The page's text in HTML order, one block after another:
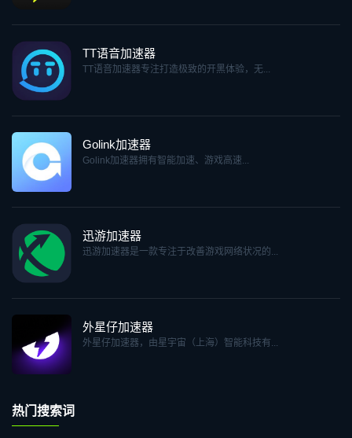
TT语音加速器
TT语音加速器专注打造极致的开黑体验，无...
Golink加速器
Golink加速器拥有智能加速、游戏高速...
迅游加速器
迅游加速器是一款专注于改善游戏网络状况的...
外星仔加速器
外星仔加速器，由星宇宙（上海）智能科技有...
热门搜索词